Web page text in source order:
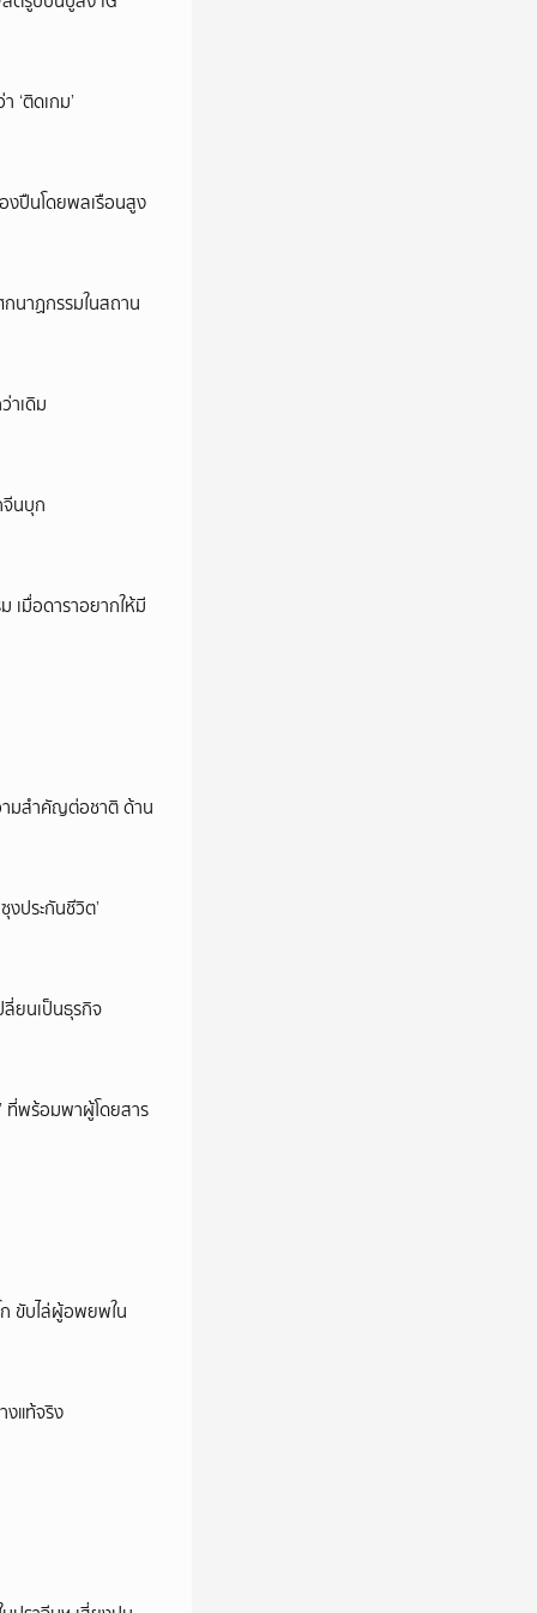
‘ติดเกม’
งปืนโดยพลเรือนสูง
กนาฏกรรมในสถาน
าเดิม
จีนบุก
เมื่อดาราอยากให้มี
ามสำคัญต่อชาติ ด้าน
งประกันชีวิต’
ลี่ยนเป็นธุรกิจ
ที่พร้อมพาผู้โดยสาร
ก ขับไล่ผู้อพยพใน
งแท้จริง